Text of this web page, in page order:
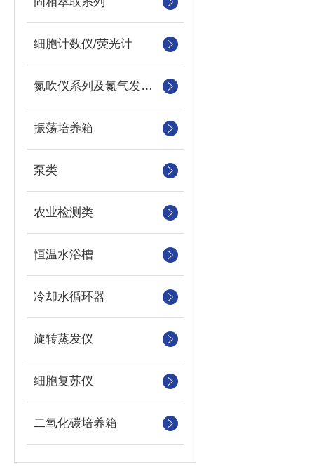
细胞计数仪/荧光计
氮吹仪系列及氮气发生器
振荡培养箱
泵类
农业检测类
恒温水浴槽
冷却水循环器
旋转蒸发仪
细胞复苏仪
二氧化碳培养箱